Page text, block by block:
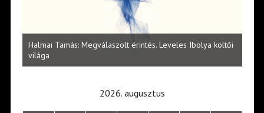
Halmai Tamás: Megválaszolt érintés. Leveles Ibolya költői
világa
2026. augusztus